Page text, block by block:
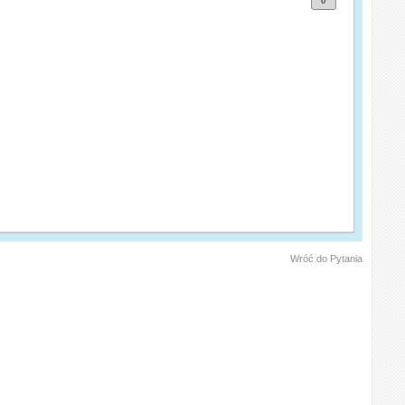
Wróć do Pytania